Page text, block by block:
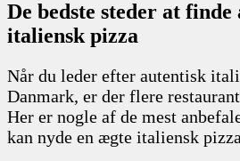
De bedste steder at
italiensk pizza
Når du leder efter autentisk
Danmark, er der flere
Her er nogle af de mest
kan nyde en ægte italiensk